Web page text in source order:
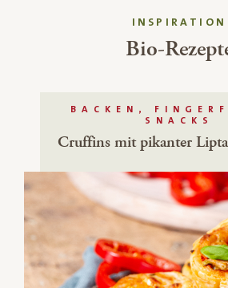
INSPIRATION
Bio-
BACKEN,
SNACKS
Cruffins mit pikanter